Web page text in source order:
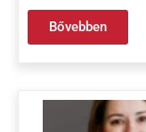
Bővebben